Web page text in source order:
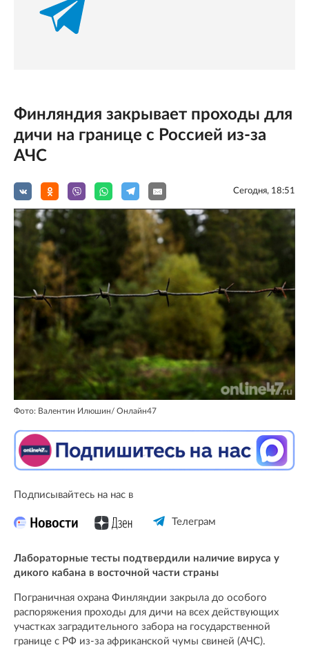
Финляндия закрывает проходы для
дичи на границе с Россией из-за
АЧС
Сегодня, 18:51
Фото: Валентин Илюшин/ Oнлайн47
Подписывайтесь на нас в
Телеграм
Лабораторные тесты подтвердили наличие вируса у
дикого кабана в восточной части страны
Пограничная охрана Финляндии закрыла до особого
распоряжения проходы для дичи на всех действующих
участках заградительного забора на государственной
границе с РФ из-за африканской чумы свиней (АЧС).